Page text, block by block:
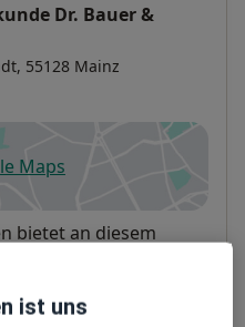
Dr. Bauer &
, 55128 Mainz
Mapsin einer neuen
bietet an diesem
ist uns